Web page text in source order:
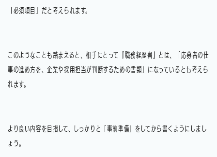
「必須項目」だと考えられます。
このようなことも踏まえると、相手にとって『職務経歴書』とは、「応募者の仕
事の進め方を、企業や採用担当が判断するための書類」になっているとも考えら
れます。
より良い内容を目指して、しっかりと「事前準備」をしてから書くようにしまし
ょう。